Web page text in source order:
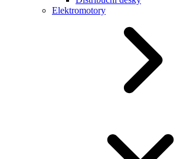
Elektromotory